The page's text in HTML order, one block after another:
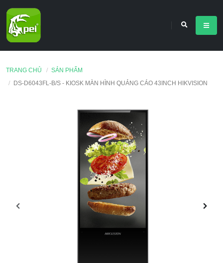
TRANG CHỦ
SẢN PHẨM
DS-D6043FL-B/S - KIOSK MÀN HÌNH QUẢNG CÁO 43INCH HIKVISION